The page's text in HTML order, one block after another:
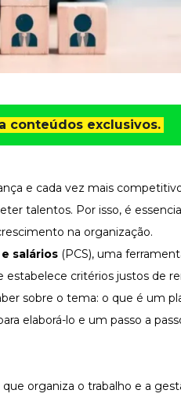
conteúdos exclusivos.
e cada vez mais
talentos. Por isso, é
na organização.
salários (PCS), uma
estabelece critérios justos de
sobre o tema: o que é um
elaborá-lo e um passo a
organiza o trabalho e a